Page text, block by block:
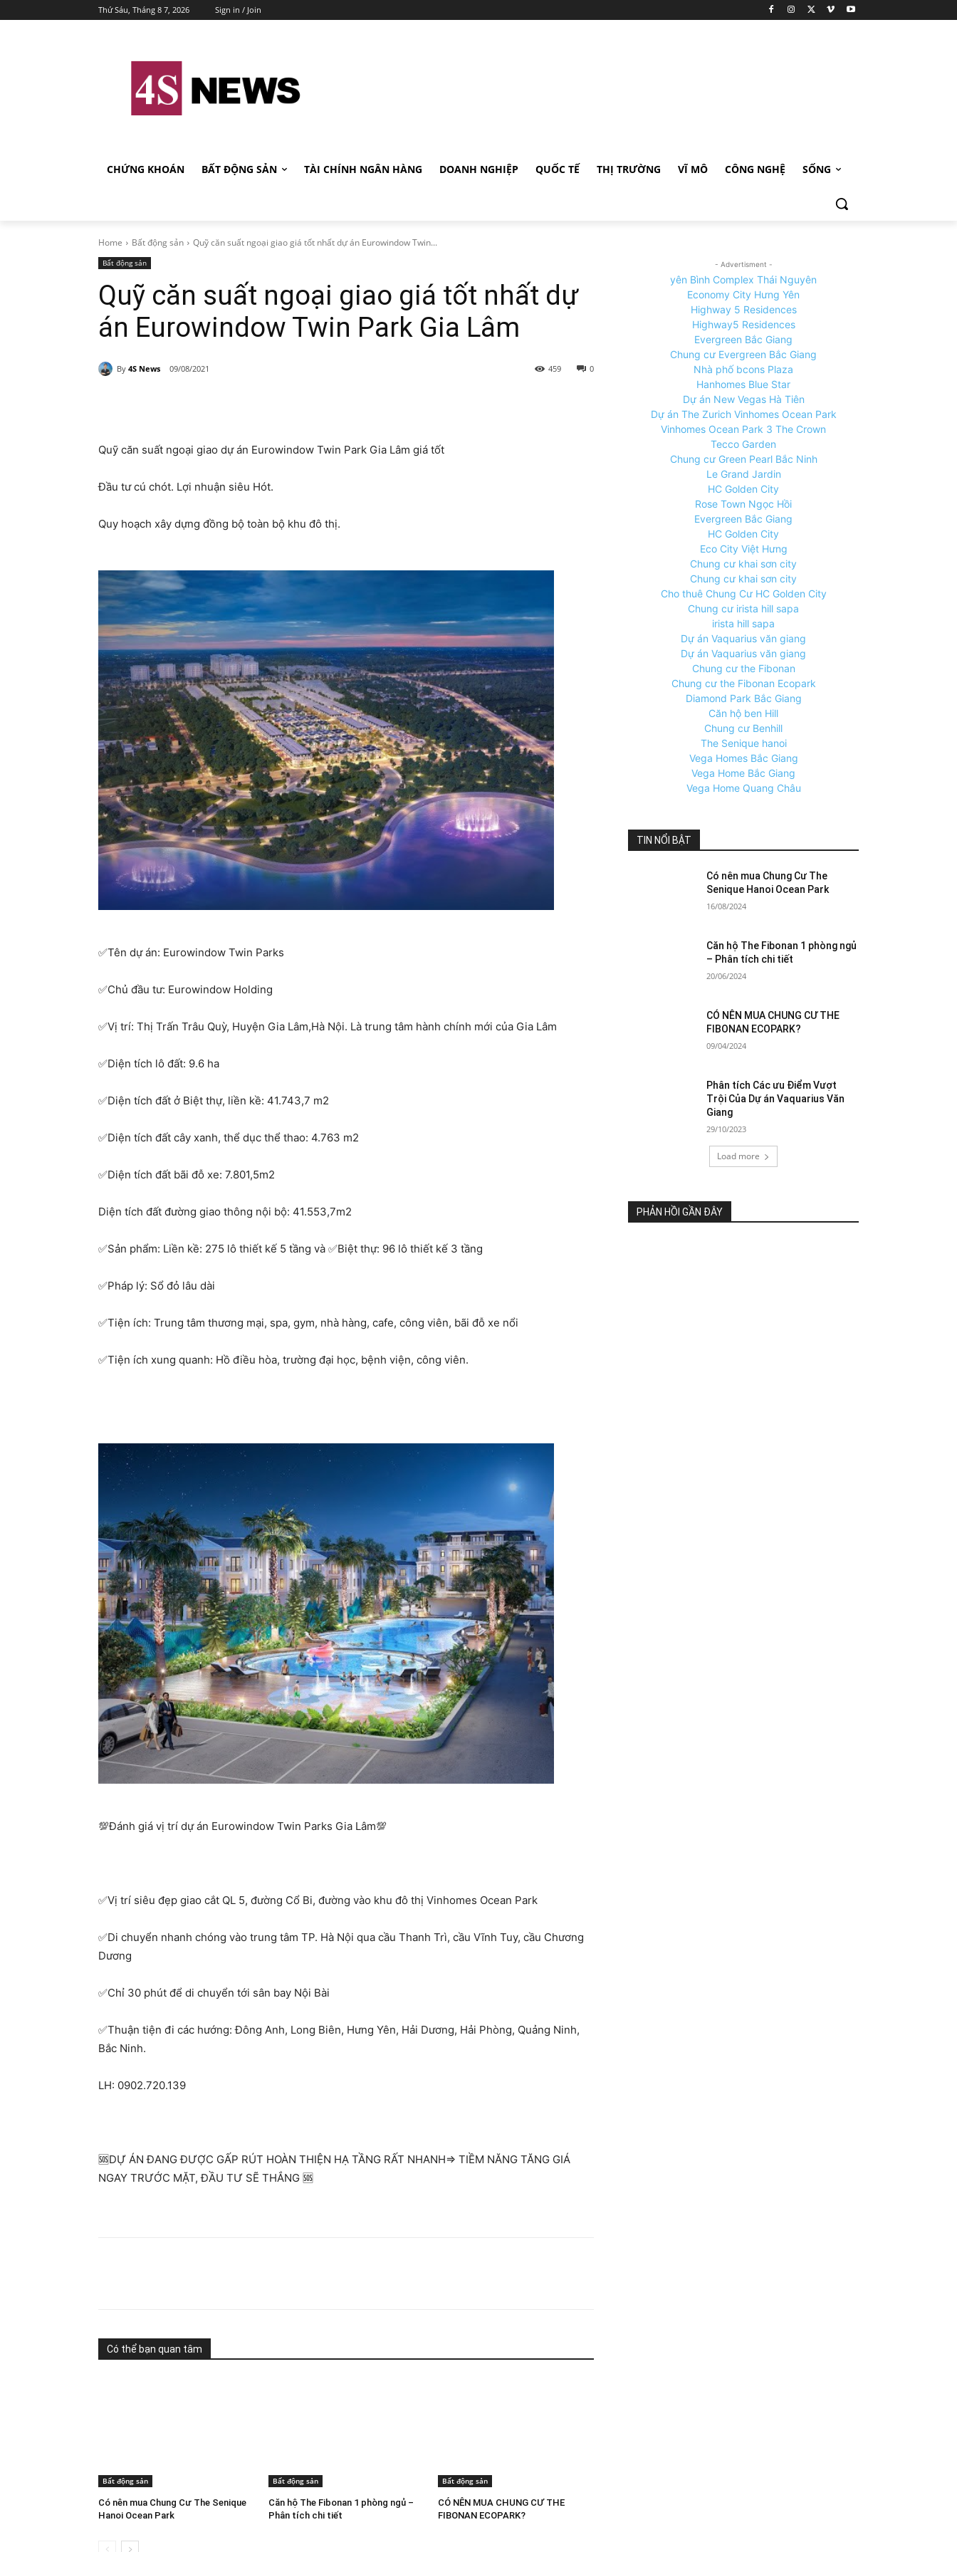
Thứ Sáu, Tháng 8 7, 2026 Sign in / Join
CHỨNG KHOÁN BẤT ĐỘNG SẢN TÀI CHÍNH NGÂN HÀNG DOANH NGHIỆP QUỐC TẾ THỊ TRƯỜNG VĨ MÔ CÔNG NGHỆ SỐNG
Home Bất động sản Quỹ căn suất ngoại giao giá tốt nhất dự án Eurowindow Twin...
Bất động sản
Quỹ căn suất ngoại giao giá tốt nhất dự
án Eurowindow Twin Park Gia Lâm
By 4S News 09/08/2021 0
459
Quỹ căn suất ngoại giao dự án Eurowindow Twin Park Gia Lâm giá tốt
Đầu tư cú chót. Lợi nhuận siêu Hót.
Quy hoạch xây dựng đồng bộ toàn bộ khu đô thị.
✅Tên dự án: Eurowindow Twin Parks
✅Chủ đầu tư: Eurowindow Holding
✅Vị trí: Thị Trấn Trâu Quỳ, Huyện Gia Lâm,Hà Nội. Là trung tâm hành chính mới của Gia Lâm
✅Diện tích lô đất: 9.6 ha
✅Diện tích đất ở Biệt thự, liền kề: 41.743,7 m2
✅Diện tích đất cây xanh, thể dục thể thao: 4.763 m2
✅Diện tích đất bãi đỗ xe: 7.801,5m2
Diện tích đất đường giao thông nội bộ: 41.553,7m2
✅Sản phẩm: Liền kề: 275 lô thiết kế 5 tầng và ✅Biệt thự: 96 lô thiết kế 3 tầng
✅Pháp lý: Sổ đỏ lâu dài
✅Tiện ích: Trung tâm thương mại, spa, gym, nhà hàng, cafe, công viên, bãi đỗ xe nổi
✅Tiện ích xung quanh: Hồ điều hòa, trường đại học, bệnh viện, công viên.
💯Đánh giá vị trí dự án Eurowindow Twin Parks Gia Lâm💯
✅Vị trí siêu đẹp giao cắt QL 5, đường Cổ Bi, đường vào khu đô thị Vinhomes Ocean Park
✅Di chuyển nhanh chóng vào trung tâm TP. Hà Nội qua cầu Thanh Trì, cầu Vĩnh Tuy, cầu Chương
Dương
✅Chỉ 30 phút để di chuyển tới sân bay Nội Bài
✅Thuận tiện đi các hướng: Đông Anh, Long Biên, Hưng Yên, Hải Dương, Hải Phòng, Quảng Ninh,
Bắc Ninh.
LH: 0902.720.139
🆘DỰ ÁN ĐANG ĐƯỢC GẤP RÚT HOÀN THIỆN HẠ TẦNG RẤT NHANH=> TIỀM NĂNG TĂNG GIÁ
NGAY TRƯỚC MẶT, ĐẦU TƯ SẼ THẮNG 🆘
Có thể bạn quan tâm
Bất động sản
Có nên mua Chung Cư The Senique
Hanoi Ocean Park
Bất động sản
Căn hộ The Fibonan 1 phòng ngủ –
Phân tích chi tiết
Bất động sản
CÓ NÊN MUA CHUNG CƯ THE
FIBONAN ECOPARK?
- Advertisment -
yên Bình Complex Thái Nguyên
Economy City Hưng Yên
Highway 5 Residences
Highway5 Residences
Evergreen Bắc Giang
Chung cư Evergreen Bắc Giang
Nhà phố bcons Plaza
Hanhomes Blue Star
Dự án New Vegas Hà Tiên
Dự án The Zurich Vinhomes Ocean Park
Vinhomes Ocean Park 3 The Crown
Tecco Garden
Chung cư Green Pearl Bắc Ninh
Le Grand Jardin
HC Golden City
Rose Town Ngọc Hồi
Evergreen Bắc Giang
HC Golden City
Eco City Việt Hưng
Chung cư khai sơn city
Chung cư khai sơn city
Cho thuê Chung Cư HC Golden City
Chung cư irista hill sapa
irista hill sapa
Dự án Vaquarius văn giang
Dự án Vaquarius văn giang
Chung cư the Fibonan
Chung cư the Fibonan Ecopark
Diamond Park Bắc Giang
Căn hộ ben Hill
Chung cư Benhill
The Senique hanoi
Vega Homes Bắc Giang
Vega Home Bắc Giang
Vega Home Quang Châu
TIN NỔI BẬT
Có nên mua Chung Cư The
Senique Hanoi Ocean Park
16/08/2024
Căn hộ The Fibonan 1 phòng ngủ
– Phân tích chi tiết
20/06/2024
CÓ NÊN MUA CHUNG CƯ THE
FIBONAN ECOPARK?
09/04/2024
Phân tích Các ưu Điểm Vượt
Trội Của Dự án Vaquarius Văn
Giang
29/10/2023
Load more
PHẢN HỒI GẦN ĐÂY